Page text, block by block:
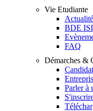
Vie Etudiante
BDE
FAQ
Démarches &
Parler à